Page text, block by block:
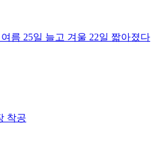
여름 25일 늘고 겨울 22일 짧아졌다
착공